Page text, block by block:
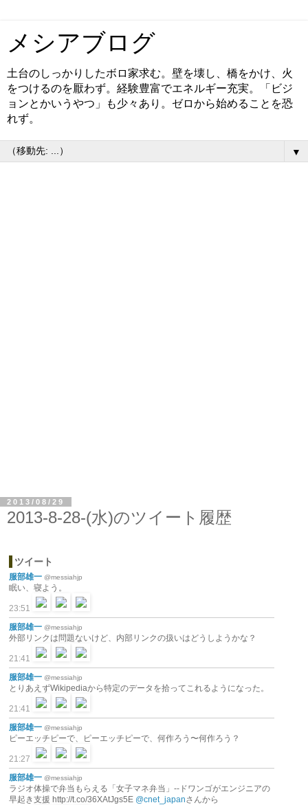
メシアブログ
土台のしっかりしたボロ家求む。壁を壊し、橋をかけ、火
をつけるのを厭わず。経験豊富でエネルギー充実。「ビジ
ョンとかいうやつ」も少々あり。ゼロから始めることを恐
れず。
▼
2013/08/29
2013-8-28-(水)のツイート履歴
ツイート
服部雄一 @messiahjp
眠い、寝よう。
23:51
服部雄一 @messiahjp
外部リンクは問題ないけど、内部リンクの扱いはどうしようかな？
21:41
服部雄一 @messiahjp
とりあえずWikipediaから特定のデータを拾ってこれるようになった。
21:41
服部雄一 @messiahjp
ピーエッチピーで、ピーエッチピーで、何作ろう〜何作ろう？
21:27
服部雄一 @messiahjp
ラジオ体操で弁当もらえる「女子マネ弁当」--ドワンゴがエンジニアの
早起き支援 http://t.co/36XAtJgs5E @cnet_japanさんから